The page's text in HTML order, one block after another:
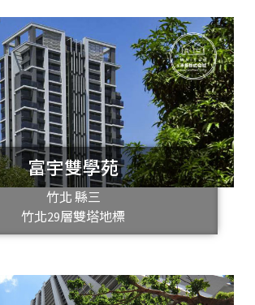
富宇雙學苑
竹北 縣三
竹北29層雙塔地標